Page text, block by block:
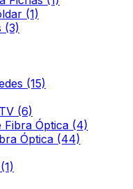
(1)
(3)
(15)
(6)
Fibra Óptica (4)
Óptica (44)
(1)